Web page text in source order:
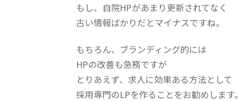
もし、自院HPがあまり更新されてなく
古い情報ばかりだとマイナスですね。
もちろん、ブランディング的には
HPの改善も急務ですが
とりあえず、求人に効果ある方法として
採用専門のLPを作ることをお勧めします。